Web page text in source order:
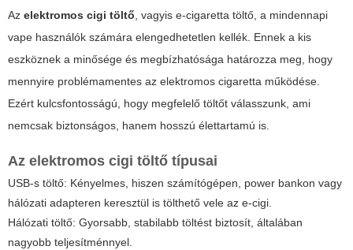
Az elektromos cigi töltő, vagyis e-cigaretta töltő, a mindennapi
vape használók számára elengedhetetlen kellék. Ennek a kis
eszköznek a minősége és megbízhatósága határozza meg, hogy
mennyire problémamentes az elektromos cigaretta működése.
Ezért kulcsfontosságú, hogy megfelelő töltőt válasszunk, ami
nemcsak biztonságos, hanem hosszú élettartamú is.
Az elektromos cigi töltő típusai
USB-s töltő: Kényelmes, hiszen számítógépen, power bankon vagy
hálózati adapteren keresztül is tölthető vele az e-cigi.
Hálózati töltő: Gyorsabb, stabilabb töltést biztosít, általában
nagyobb teljesítménnyel.